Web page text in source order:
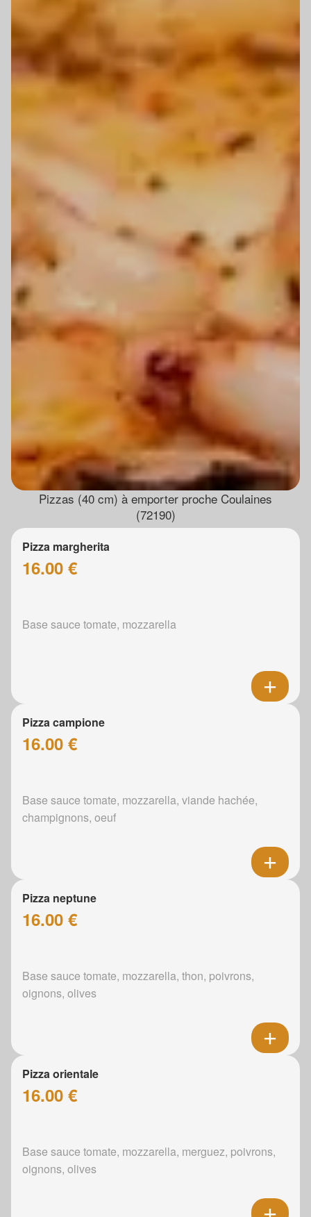
Pizzas (40 cm) à emporter proche Coulaines
(72190)
Pizza margherita
16.00 €
Base sauce tomate, mozzarella
Pizza campione
16.00 €
Base sauce tomate, mozzarella, viande hachée,
champignons, oeuf
Pizza neptune
16.00 €
Base sauce tomate, mozzarella, thon, poivrons,
oignons, olives
Pizza orientale
16.00 €
Base sauce tomate, mozzarella, merguez, poivrons,
oignons, olives